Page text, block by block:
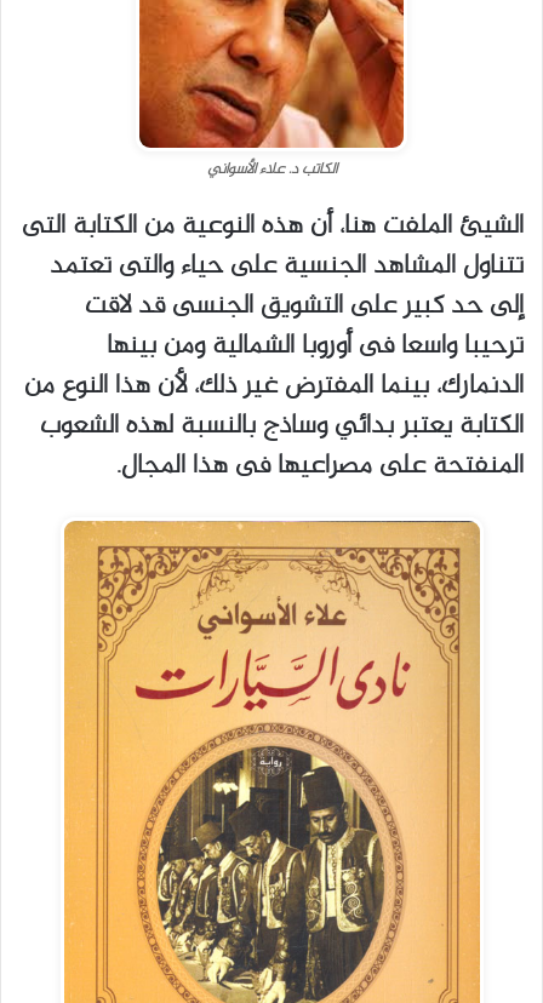
الكاتب د. علاء الأسواني
الشيئ الملفت هنا، أن هذه النوعية من الكتابة التى
تتناول المشاهد الجنسية على حياء والتى تعتمد
إلى حد كبير على التشويق الجنسى قد لاقت
ترحيبا واسعا فى أوروبا الشمالية ومن بينها
الدنمارك، بينما المفترض غير ذلك، لأن هذا النوع من
الكتابة يعتبر بدائي وساذج بالنسبة لهذه الشعوب
المنفتحة على مصراعيها فى هذا المجال.